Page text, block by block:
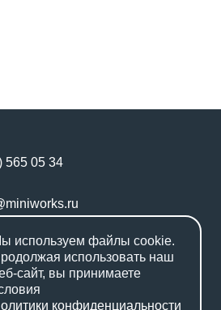
565 05 34
Санкт-Петербург,
Маршала Новикова, 28Е
с 9:00 до 18:00
используем файлы cookie.
использовать наш
сайт, вы принимаете
конфиденциальности